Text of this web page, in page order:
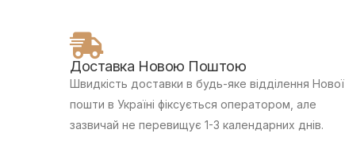
Доставка Новою Поштою
Швидкість доставки в будь-яке відділення Нової
пошти в Україні фіксується оператором, але
зазвичай не перевищує 1-3 календарних днів.